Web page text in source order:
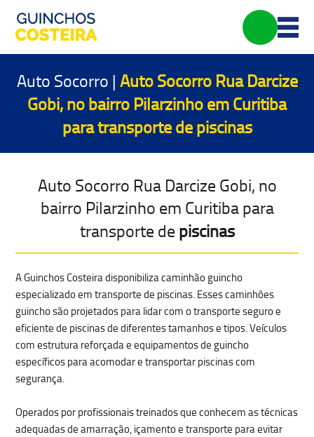
Auto Socorro | Auto Socorro Rua Darcize
Gobi, no bairro Pilarzinho em Curitiba
para transporte depiscinas
Auto Socorro Rua Darcize Gobi, no
bairro Pilarzinho em Curitiba para
transporte de piscinas
A Guinchos Costeira disponibiliza caminhão guincho
especializado em transporte de piscinas. Esses caminhões
guincho são projetados para lidar com otransporte seguro e
eficiente de piscinasde diferentes tamanhos e tipos. Veículos
com estrutura reforçada e equipamentos de guincho
específicos para acomodar e transportar piscinas com
segurança.
Operados por profissionais treinados que conhecem as técnicas
adequadas de amarração, içamento e transporte para evitar